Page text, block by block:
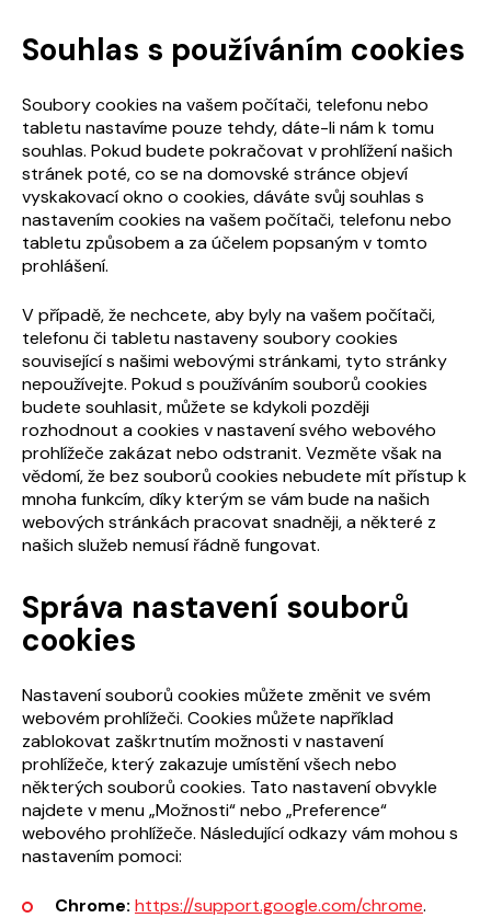
Souhlas s používáním cookies
Soubory cookies na vašem počítači, telefonu nebo
tabletu nastavíme pouze tehdy, dáte-li nám k tomu
souhlas. Pokud budete pokračovat v prohlížení našich
stránek poté, co se na domovské stránce objeví
vyskakovací okno o cookies, dáváte svůj souhlas s
nastavením cookies na vašem počítači, telefonu nebo
tabletu způsobem a za účelem popsaným v tomto
prohlášení.
V případě, že nechcete, aby byly na vašem počítači,
telefonu či tabletu nastaveny soubory cookies
související s našimi webovými stránkami, tyto stránky
nepoužívejte. Pokud s používáním souborů cookies
budete souhlasit, můžete se kdykoli později
rozhodnout a cookies v nastavení svého webového
prohlížeče zakázat nebo odstranit. Vezměte však na
vědomí, že bez souborů cookies nebudete mít přístup k
mnoha funkcím, díky kterým se vám bude na našich
webových stránkách pracovat snadněji, a některé z
našich služeb nemusí řádně fungovat.
Správa nastavení souborů
cookies
Nastavení souborů cookies můžete změnit ve svém
webovém prohlížeči. Cookies můžete například
zablokovat zaškrtnutím možnosti v nastavení
prohlížeče, který zakazuje umístění všech nebo
některých souborů cookies. Tato nastavení obvykle
najdete v menu „Možnosti“ nebo „Preference“
webového prohlížeče. Následující odkazy vám mohou s
nastavením pomoci:
Chrome: https://support.google.com/chrome.